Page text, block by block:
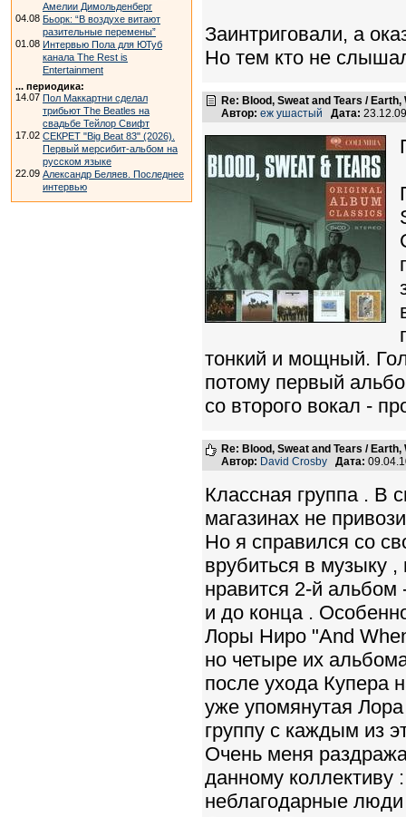
Амелии Димольденберг
04.08 Бьорк: “В воздухе витают
разительные перемены”
01.08 Интервью Пола для ЮТуб
канала The Rest is
Entertainment
... периодика:
14.07 Пол Маккартни сделал
трибьют The Beatles на
свадьбе Тейлор Свифт
17.02 СЕКРЕТ "Big Beat 83" (2026).
Первый мерсибит-альбом на
русском языке
22.09 Александр Беляев. Последнее
интервью
Заинтриговали, а
Но тем кто не
Re: Blood, Sweat and Tears / Earth,
Автор: еж ушастый Дата:
тонкий и мощный.
потому первый
со второго вокал -
Re: Blood, Sweat and Tears / Earth,
Автор: David Crosby Дата:
Классная группа . В
магазинах не
Но я справился со
врубиться в музыку
нравится 2-й
и до конца .
Лоры Ниро "And
но четыре их
после ухода Купера
уже упомянутая
группу с каждым из
Очень меня
данному коллективу
неблагодарные